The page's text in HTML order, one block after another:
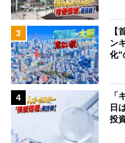
3
【
ン
化
4
「
日
投